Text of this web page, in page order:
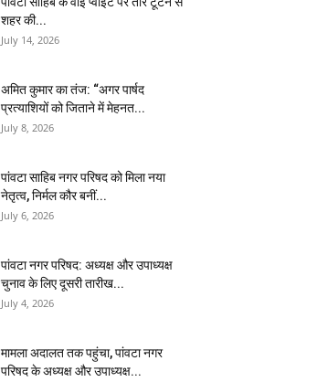
शहर की...
July 14, 2026
अमित कुमार का तंज: “अगर पार्षद
प्रत्याशियों को जिताने में मेहनत...
July 8, 2026
पांवटा साहिब नगर परिषद को मिला नया
नेतृत्व, निर्मल कौर बनीं...
July 6, 2026
पांवटा नगर परिषद: अध्यक्ष और उपाध्यक्ष
चुनाव के लिए दूसरी तारीख...
July 4, 2026
मामला अदालत तक पहुंचा, पांवटा नगर
परिषद के अध्यक्ष और उपाध्यक्ष...